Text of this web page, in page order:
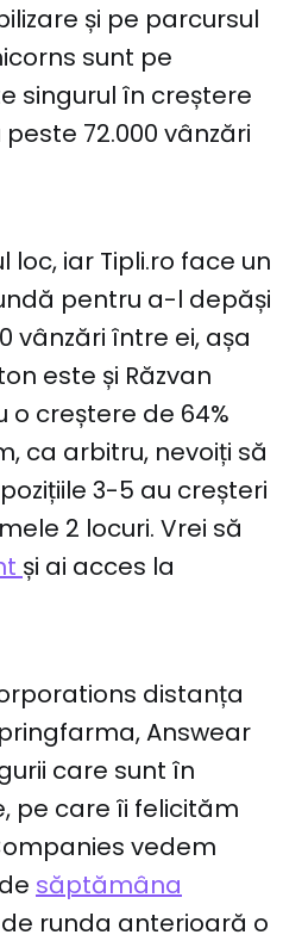
și pe parcursul
sunt pe
singurul în creștere
72.000 vânzări
iar Tipli.ro face un
pentru a-l depăși
vânzări între ei, așa
este și Răzvan
creștere de 64%
ca arbitru, nevoiți să
3-5 au creșteri
2 locuri. Vrei să
și ai acces la
distanța
Answear
care sunt în
pe care îi felicităm
vedem
săptămâna
runda anterioară o